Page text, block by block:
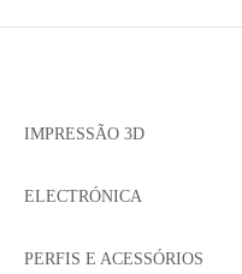
IMPRESSÃO 3D
ELECTRÓNICA
PERFIS E ACESSÓRIOS